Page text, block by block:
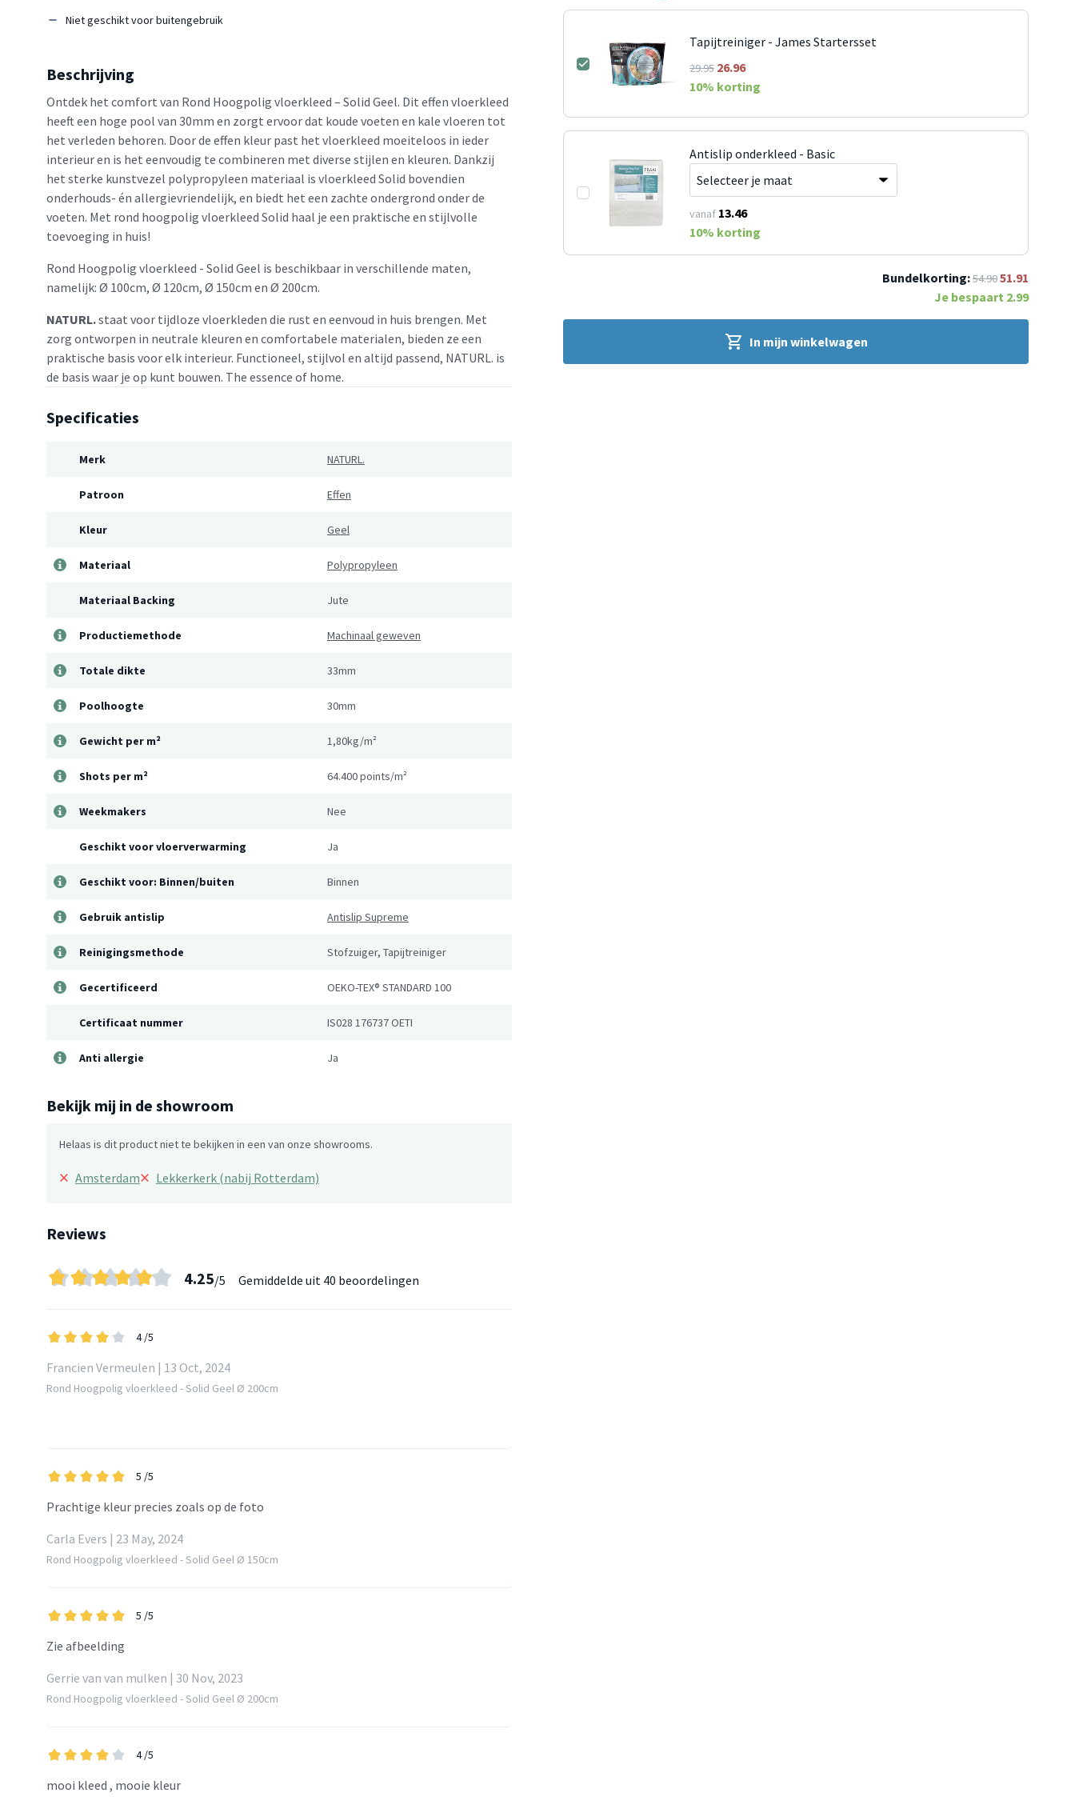
Niet geschikt voor buitengebruik
Beschrijving
Ontdek het comfort van Rond Hoogpolig vloerkleed – Solid Geel. Dit effen vloerkleed
heeft een hoge pool van 30mm en zorgt ervoor dat koude voeten en kale vloeren tot
het verleden behoren. Door de effen kleur past het vloerkleed moeiteloos in ieder
interieur en is het eenvoudig te combineren met diverse stijlen en kleuren. Dankzij
het sterke kunstvezel polypropyleen materiaal is vloerkleed Solid bovendien
onderhouds- én allergievriendelijk, en biedt het een zachte ondergrond onder de
voeten. Met rond hoogpolig vloerkleed Solid haal je een praktische en stijlvolle
toevoeging in huis!
Rond Hoogpolig vloerkleed - Solid Geel is beschikbaar in verschillende maten,
namelijk: Ø 100cm, Ø 120cm, Ø 150cm en Ø 200cm.
NATURL.staat voor tijdloze vloerkleden die rust en eenvoud in huis brengen. Met
zorg ontworpen in neutrale kleuren en comfortabele materialen, bieden ze een
praktische basis voor elk interieur. Functioneel, stijlvol en altijd passend, NATURL. is
de basis waar je op kunt bouwen. The essence of home.
Specificaties
Merk NATURL.
Patroon Effen
Kleur Geel
Materiaal Polypropyleen
Materiaal Backing Jute
Productiemethode Machinaal geweven
Totale dikte 33mm
Poolhoogte 30mm
Gewicht per m² 1,80kg/m²
Shots per m² 64.400 points/m²
Weekmakers Nee
Geschikt voor vloerverwarming Ja
Geschikt voor: Binnen/buiten Binnen
Gebruik antislip Antislip Supreme
Reinigingsmethode Stofzuiger, Tapijtreiniger
Gecertificeerd OEKO-TEX® STANDARD 100
Certificaat nummer IS028 176737 OETI
Anti allergie Ja
Bekijk mij in de showroom
Helaas is dit product niet te bekijken in een van onze showrooms.
× Amsterdam× Lekkerkerk (nabij Rotterdam)
Reviews
4.25/5 Gemiddelde uit 40 beoordelingen
4 /5
Francien Vermeulen | 13 Oct, 2024
Rond Hoogpolig vloerkleed - Solid Geel Ø 200cm
5 /5
Prachtige kleur precies zoals op de foto
Carla Evers | 23 May, 2024
Rond Hoogpolig vloerkleed - Solid Geel Ø 150cm
5 /5
Zie afbeelding
Gerrie van van mulken | 30 Nov, 2023
Rond Hoogpolig vloerkleed - Solid Geel Ø 200cm
4 /5
mooi kleed , mooie kleur
Tapijtreiniger - James Startersset
29.95 26.96
10% korting
Antislip onderkleed - Basic
vanaf 13.46
10% korting
Bundelkorting:54.9051.91
Je bespaart 2.99
In mijn winkelwagen